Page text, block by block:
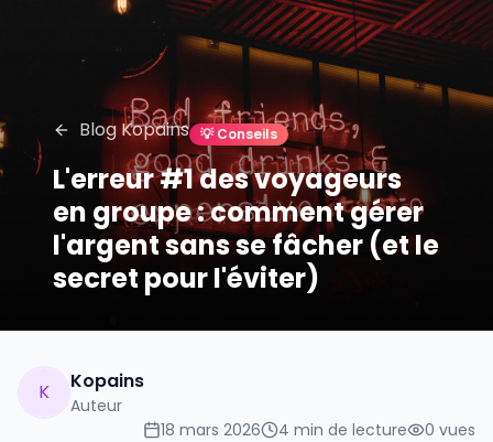
Blog Kopains 💡 Conseils
L'erreur #1 des voyageurs
en groupe : comment gérer
l'argent sans se fâcher (et le
secret pour l'éviter)
K Kopains
Auteur
18 mars 2026
4 min de lecture 0 vues